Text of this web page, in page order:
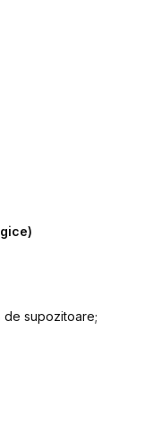
de supozitoare;